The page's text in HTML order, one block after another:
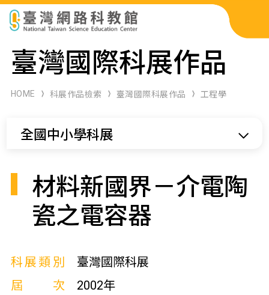
科展作品檢索
科學研習月刊
臺灣國際科展作品
HOME 科展作品檢索 臺灣國際科展作品 工程學
全國中小學科展
材料新國界－介電陶
瓷之電容器
科展類別
臺灣國際科展
屆次
2002年